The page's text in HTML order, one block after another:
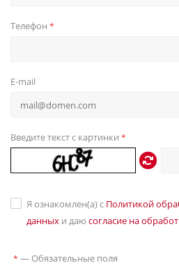
Телефон *
E-mail
Введите текст с картинки *
Я ознакомлен(а) с Политикой
данных и даю согласие на
* — Обязательные поля